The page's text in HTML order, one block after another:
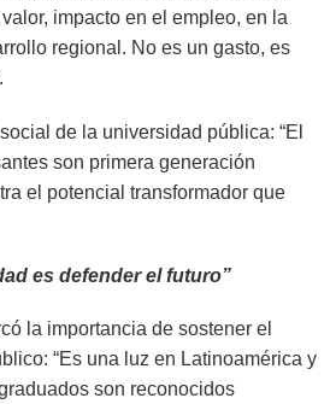
impacto en el empleo, en la
regional. No es un gasto, es
de la universidad pública: “El
son primera generación
el potencial transformador que
es defender el futuro”
la importancia de sostener el
“Es una luz en Latinoamérica y
son reconocidos